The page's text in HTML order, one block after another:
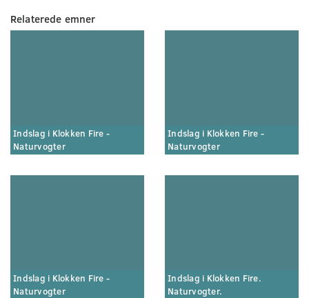
Relaterede emner
Indslag i Klokken Fire -
Naturvogter
Indslag i Klokken Fire -
Naturvogter
Indslag i Klokken Fire -
Naturvogter
Indslag i Klokken Fire.
Naturvogter.